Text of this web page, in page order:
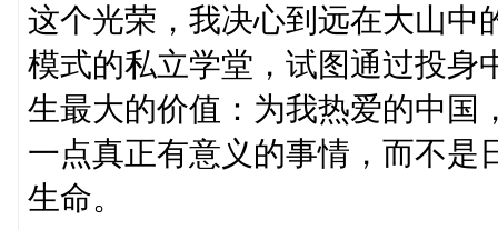
这个光荣，我决心到远在大山中
模式的私立学堂，试图通过投身
生最大的价值：为我热爱的中国
一点真正有意义的事情，而不是
生命。